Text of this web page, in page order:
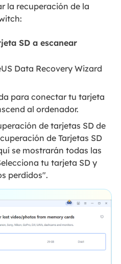
la recuperación de la
SD a escanear
Data Recovery Wizard
para conectar tu tarjeta
al ordenador.
de tarjetas SD de
de Tarjetas SD
se mostrarán todas las
tu tarjeta SD y
perdidos".